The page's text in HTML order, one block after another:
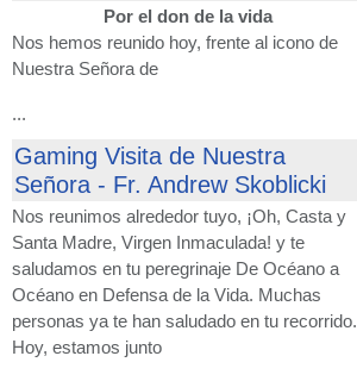
Por el don de la vida
Nos hemos reunido hoy, frente al icono de
Nuestra Señora de
...
Gaming Visita de Nuestra
Señora - Fr. Andrew Skoblicki
Nos reunimos alrededor tuyo, ¡Oh, Casta y
Santa Madre, Virgen Inmaculada! y te
saludamos en tu peregrinaje De Océano a
Océano en Defensa de la Vida. Muchas
personas ya te han saludado en tu recorrido.
Hoy, estamos junto